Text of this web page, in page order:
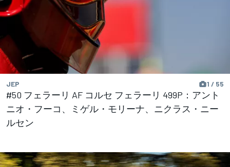
JEP 1 / 55
#50 フェラーリ AF コルセ フェラーリ 499P：アント
ニオ・フーコ、ミゲル・モリーナ、ニクラス・ニー
ルセン